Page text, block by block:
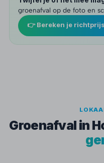
groenafval op de foto en
👉 Bereken je
Groenafval in